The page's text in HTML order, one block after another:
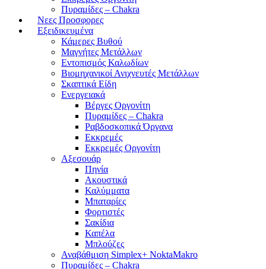
Πυραμίδες – Chakra
Νεες Προσφορες
Εξειδικευμένα
Κάμερες Βυθού
Μαγνήτες Μετάλλων
Εντοπισμός Καλωδίων
Βιομηχανικοί Ανιχνευτές Μετάλλων
Σκαπτικά Είδη
Ενεργειακά
Βέργες Οργονίτη
Πυραμίδες – Chakra
Ραβδοσκοπικά Όργανα
Εκκρεμές
Εκκρεμές Οργονίτη
Αξεσουάρ
Πηνία
Ακουστικά
Καλύμματα
Μπαταρίες
Φορτιστές
Σακίδια
Καπέλα
Μπλούζες
Αναβάθμιση Simplex+ NoktaMakro
Πυραμίδες – Chakra